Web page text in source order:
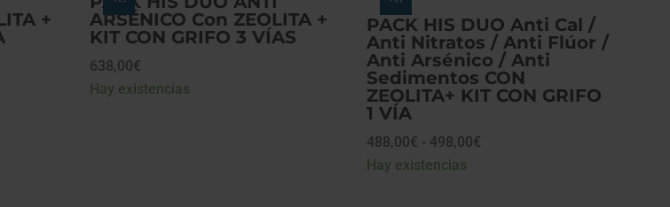
+
ARSÉNICO Con ZEOLITA +
KIT CON GRIFO 3 VÍAS
638,00€
Hay existencias
PACK HIS DUO Anti Cal /
Anti Nitratos / Anti Flúor /
Anti Arsénico / Anti
Sedimentos CON
ZEOLITA+ KIT CON GRIFO
1 VÍA
488,00€ - 498,00€Rango
Hay existencias